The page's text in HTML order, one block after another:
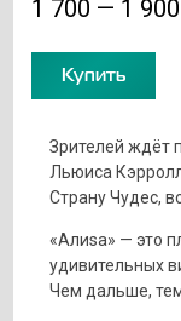
1 700 — 1 900
Купить
Зрителей ждёт
Льюиса
Страну Чудес,
«Алиsа» — это
удивительных
Чем дальше,